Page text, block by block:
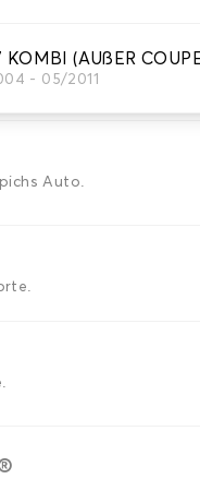
(AUßER
- 05/2011die Sie benötigen.
Auto.